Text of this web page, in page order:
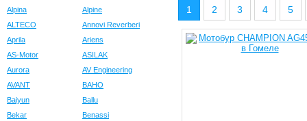
Alpina
Alpine
ALTECO
Annovi Reverberi
Aprila
Ariens
AS-Motor
ASILAK
Aurora
AV Engineering
AVANT
BAHO
Baiyun
Ballu
Bekar
Benassi
Вихрь
ВЫМПЕЛ
МИСОМ
Мобил-К
ТСС
Хопер
1 2 3 4 5